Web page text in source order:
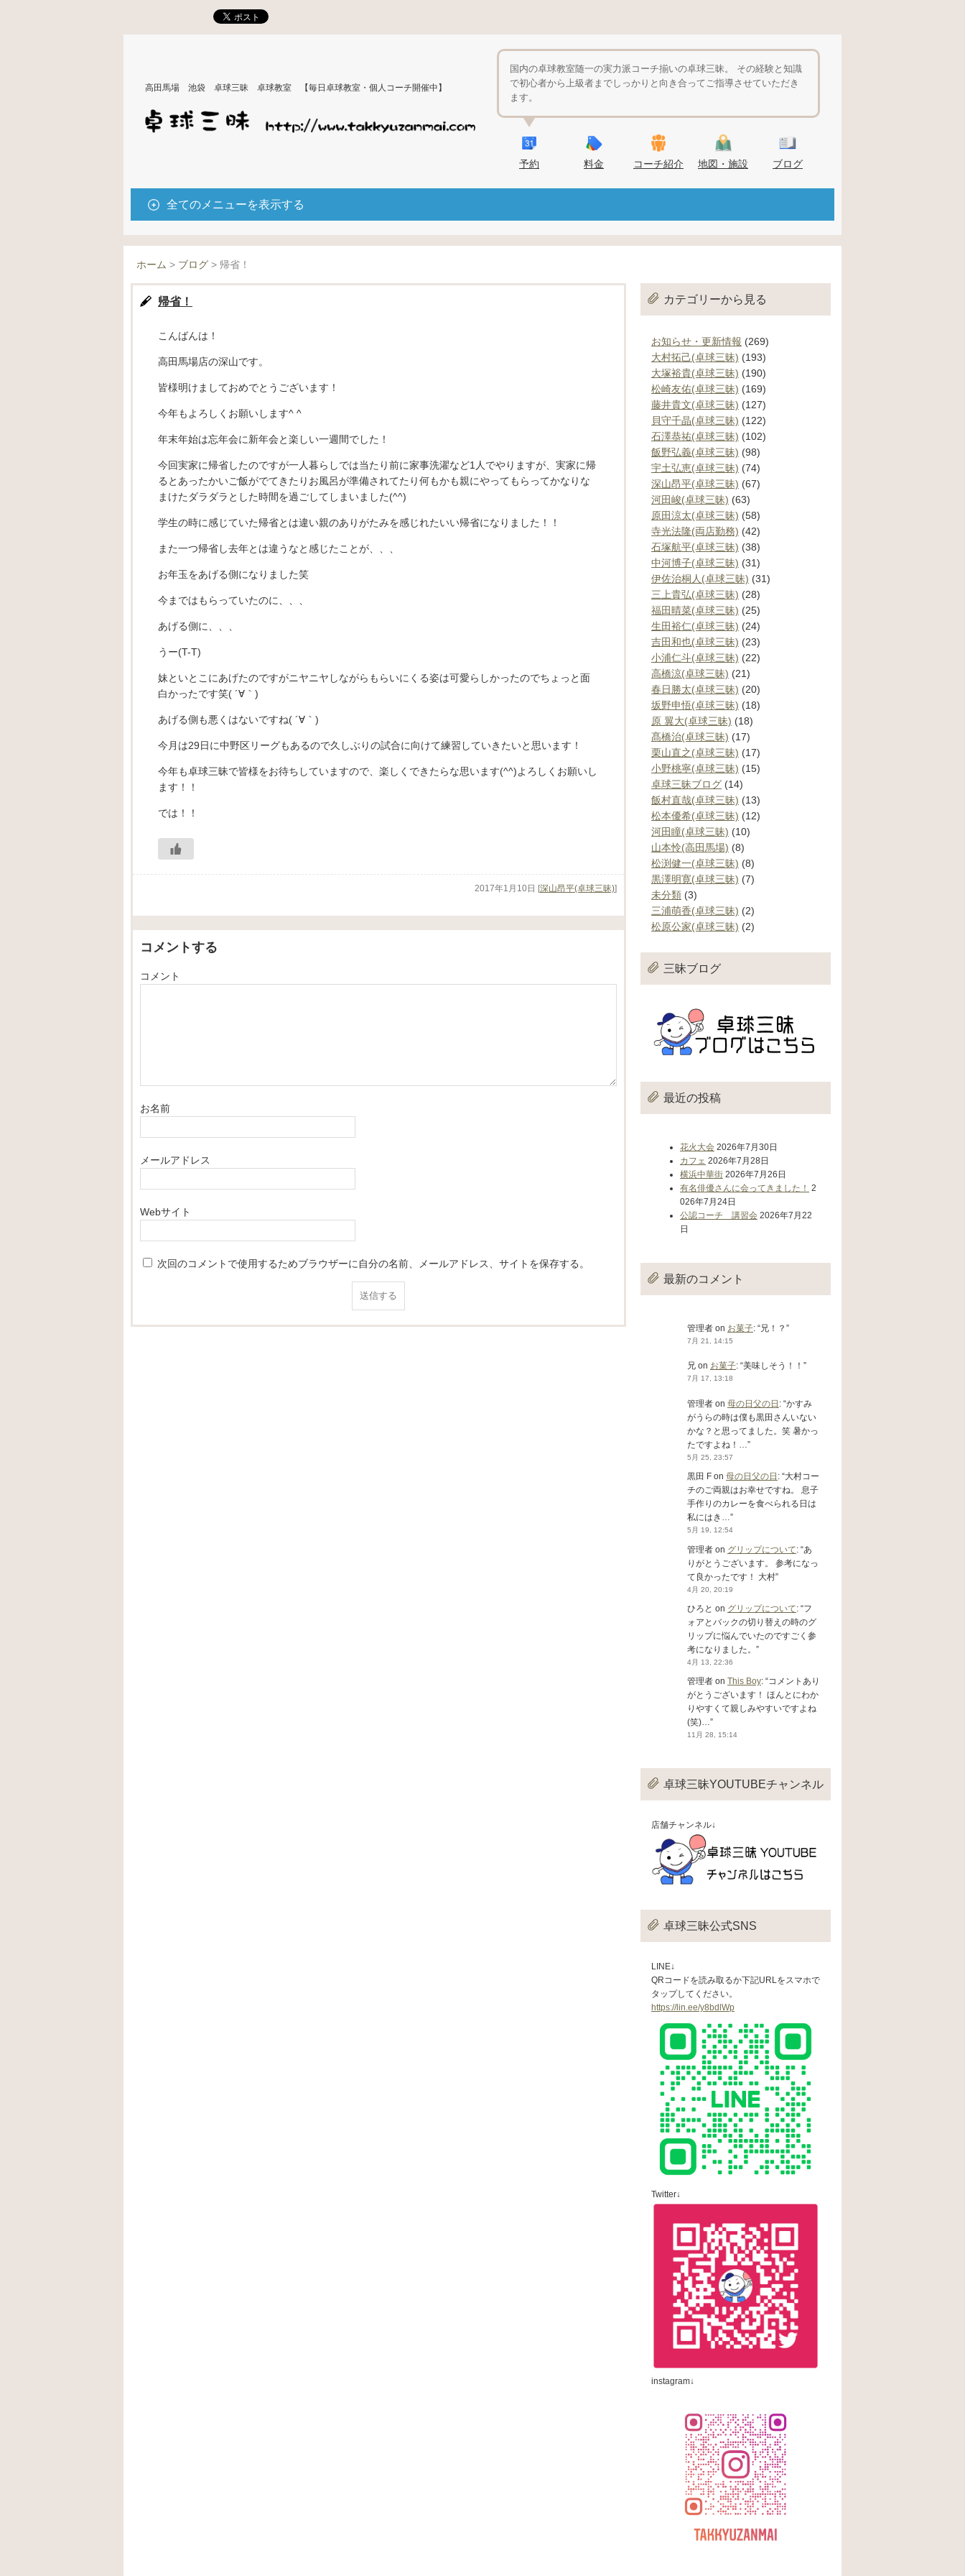
高田馬場 池袋 卓球三昧 卓球教室 【毎日卓球教室・個人コーチ開催中】
国内の卓球教室随一の実力派コーチ揃いの卓球三昧。 その経験と知識
で初心者から上級者までしっかりと向き合ってご指導させていただき
ます。
予約 料金 コーチ紹介 地図・施設 ブログ
全てのメニューを表示する
ホーム > ブログ > 帰省！
帰省！
こんばんは！
高田馬場店の深山です。
皆様明けましておめでとうございます！
今年もよろしくお願いします^ ^
年末年始は忘年会に新年会と楽しい一週間でした！
今回実家に帰省したのですが一人暮らしでは当たり前に家事洗濯など1人でやりますが、実家に帰
るとあったかいご飯がでてきたりお風呂が準備されてたり何もかも親にやってもらってかなりな
まけたダラダラとした時間を過ごしてしまいました(^^)
学生の時に感じていた帰省とは違い親のありがたみを感じれたいい帰省になりました！！
また一つ帰省し去年とは違うなと感じたことが、、、
お年玉をあげる側になりました笑
今まではもらっていたのに、、、
あげる側に、、、
うー(T-T)
妹といとこにあげたのですがニヤニヤしながらもらいにくる姿は可愛らしかったのでちょっと面
白かったです笑( ´∀｀)
あげる側も悪くはないですね( ´∀｀)
今月は29日に中野区リーグもあるので久しぶりの試合に向けて練習していきたいと思います！
今年も卓球三昧で皆様をお待ちしていますので、楽しくできたらな思います(^^)よろしくお願いし
ます！！
では！！
2017年1月10日 [深山昂平(卓球三昧)]
コメントする
コメント
お名前
メールアドレス
Webサイト
次回のコメントで使用するためブラウザーに自分の名前、メールアドレス、サイトを保存する。
カテゴリーから見る
お知らせ・更新情報 (269)
大村拓己(卓球三昧) (193)
大塚裕貴(卓球三昧) (190)
松崎友佑(卓球三昧) (169)
藤井貴文(卓球三昧) (127)
貝守千晶(卓球三昧) (122)
石澤恭祐(卓球三昧) (102)
飯野弘義(卓球三昧) (98)
宇土弘恵(卓球三昧) (74)
深山昂平(卓球三昧) (67)
河田峻(卓球三昧) (63)
原田涼太(卓球三昧) (58)
寺光法隆(両店勤務) (42)
石塚航平(卓球三昧) (38)
中河博子(卓球三昧) (31)
伊佐治桐人(卓球三昧) (31)
三上貴弘(卓球三昧) (28)
福田晴菜(卓球三昧) (25)
生田裕仁(卓球三昧) (24)
吉田和也(卓球三昧) (23)
小浦仁斗(卓球三昧) (22)
高橋涼(卓球三昧) (21)
春日勝太(卓球三昧) (20)
坂野申悟(卓球三昧) (18)
原 翼大(卓球三昧) (18)
髙橋治(卓球三昧) (17)
栗山直之(卓球三昧) (17)
小野桃寧(卓球三昧) (15)
卓球三昧ブログ (14)
飯村直哉(卓球三昧) (13)
松本優希(卓球三昧) (12)
河田瞳(卓球三昧) (10)
山本怜(高田馬場) (8)
松渕健一(卓球三昧) (8)
黒澤明寛(卓球三昧) (7)
未分類 (3)
三浦萌香(卓球三昧) (2)
松原公家(卓球三昧) (2)
三昧ブログ
最近の投稿
花火大会 2026年7月30日
カフェ 2026年7月28日
横浜中華街 2026年7月26日
有名俳優さんに会ってきました！ 2
026年7月24日
公認コーチ 講習会 2026年7月22
日
最新のコメント
管理者 on お菓子: “兄！？ ”
7月 21, 14:15
兄 on お菓子: “美味しそう！！ ”
7月 17, 13:18
管理者 on 母の日父の日 : “かすみ
がうらの時は僕も黒田さんいない
かな？と思ってました。笑 暑かっ
たですよね！… ”
5月 25, 23:57
黒田 F on 母の日父の日 : “大村コー
チのご両親はお幸せですね。 息子
手作りのカレーを食べられる日は
私にはき…”
5月 19, 12:54
管理者 on グリップについて: “あ
りがとうございます。 参考になっ
て良かったです！ 大村”
4月 20, 20:19
ひろと on グリップについて: “フ
ォアとバックの切り替えの時のグ
リップに悩んでいたのですごく参
考になりました。 ”
4月 13, 22:36
管理者 on This Boy: “コメントあり
がとうございます！ ほんとにわか
りやすくて親しみやすいですよね
(笑)…”
11月 28, 15:14
卓球三昧YOUTUBEチャンネル
店舗チャンネル↓
卓球三昧公式SNS
LINE↓
QRコードを読み取るか下記URLをスマホで
タップしてください。
https://lin.ee/y8bdlWp
Twitter↓
instagram↓